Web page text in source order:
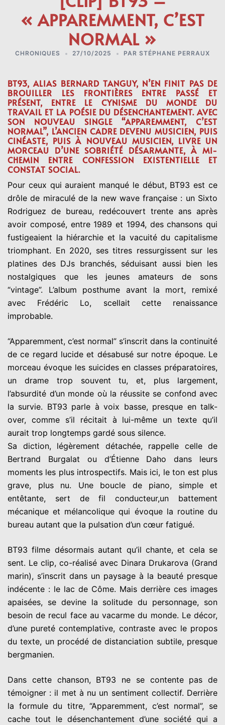
« APPAREMMENT, C’EST
NORMAL »
CHRONIQUES 27/10/2025 PAR STÉPHANE PERRAUX
BT93, ALIAS BERNARD TANGUY, N’EN FINIT PAS DE
BROUILLER LES FRONTIÈRES ENTRE PASSÉ ET
PRÉSENT, ENTRE LE CYNISME DU MONDE DU
TRAVAIL ET LA POÉSIE DU DÉSENCHANTEMENT. AVEC
SON NOUVEAU SINGLE “APPAREMMENT, C’EST
NORMAL”, L’ANCIEN CADRE DEVENU MUSICIEN, PUIS
CINÉASTE, PUIS À NOUVEAU MUSICIEN, LIVRE UN
MORCEAU D’UNE SOBRIÉTÉ DÉSARMANTE, À MI-
CHEMIN ENTRE CONFESSION EXISTENTIELLE ET
CONSTAT SOCIAL.
Pour ceux qui auraient manqué le début, BT93 est ce
drôle de miraculé de la new wave française : un Sixto
Rodriguez de bureau, redécouvert trente ans après
avoir composé, entre 1989 et 1994, des chansons qui
fustigeaient la hiérarchie et la vacuité du capitalisme
triomphant. En 2020, ses titres ressurgissent sur les
platines des DJs branchés, séduisant aussi bien les
nostalgiques que les jeunes amateurs de sons
“vintage”. L’album posthume avant la mort, remixé
avec Frédéric Lo, scellait cette renaissance
improbable.
“Apparemment, c’est normal” s’inscrit dans la continuité
de ce regard lucide et désabusé sur notre époque. Le
morceau évoque les suicides en classes préparatoires,
un drame trop souvent tu, et, plus largement,
l’absurdité d’un monde où la réussite se confond avec
la survie. BT93 parle à voix basse, presque en talk-
over, comme s’il récitait à lui-même un texte qu’il
aurait trop longtemps gardé sous silence.
Sa diction, légèrement détachée, rappelle celle de
Bertrand Burgalat ou d’Étienne Daho dans leurs
moments les plus introspectifs. Mais ici, le ton est plus
grave, plus nu. Une boucle de piano, simple et
entêtante, sert de fil conducteur,un battement
mécanique et mélancolique qui évoque la routine du
bureau autant que la pulsation d’un cœur fatigué.
BT93 filme désormais autant qu’il chante, et cela se
sent. Le clip, co-réalisé avec Dinara Drukarova (Grand
marin), s’inscrit dans un paysage à la beauté presque
indécente : le lac de Côme. Mais derrière ces images
apaisées, se devine la solitude du personnage, son
besoin de recul face au vacarme du monde. Le décor,
d’une pureté contemplative, contraste avec le propos
du texte, un procédé de distanciation subtile, presque
bergmanien.
Dans cette chanson, BT93 ne se contente pas de
témoigner : il met à nu un sentiment collectif. Derrière
la formule du titre, “Apparemment, c’est normal”, se
cache tout le désenchantement d’une société qui a